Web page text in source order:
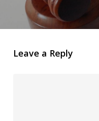
Leave a Reply